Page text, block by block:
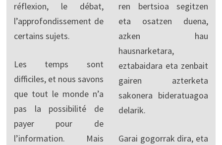
réflexion, le débat,
l’approfondissement de
certains sujets.
Les temps sont
difficiles, et nous savons
que tout le monde n’a
pas la possibilité de
payer pour de
l’information. Mais
ren bertsioa segitzen
eta osatzen duena,
azken hau
hausnarketara,
eztabaidara eta zenbait
gairen azterketa
sakonera bideratuagoa
delarik.
Garai gogorrak dira, eta